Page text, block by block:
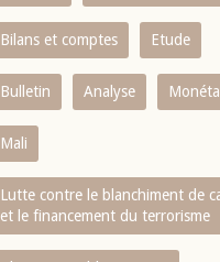
Bilans et comptes Etude
Bulletin Analyse
Mali
Lutte contre le blanchiment de
et le financement du terrorisme